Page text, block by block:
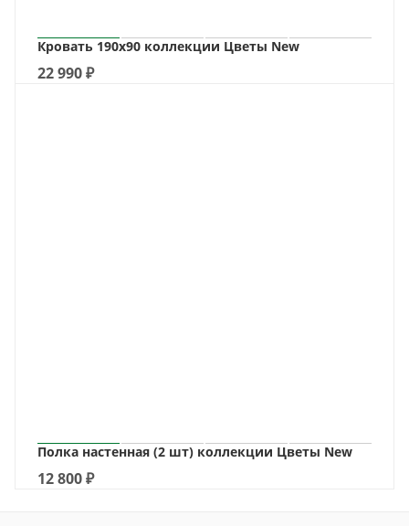
Кровать 190х90 коллекции Цветы New
22 990₽
Полка настенная (2 шт) коллекции Цветы New
12 800₽